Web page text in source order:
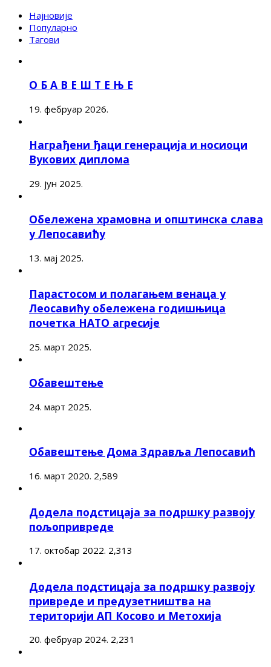
Најновије
Популарно
Тагови
О Б А В Е Ш Т Е Њ Е
19. фебруар 2026.
Награђени ђаци генерација и носиоци
Вукових диплома
29. јун 2025.
Обележена храмовна и општинска слава
у Лепосавићу
13. мај 2025.
Парастосом и полагањем венаца у
Леосавићу обележена годишњица
почетка НАТО агресије
25. март 2025.
Обавештење
24. март 2025.
Обавештење Дома Здравља Лепосавић
16. март 2020. 2,589
Додела подстицаја за подршку развоју
пољопривреде
17. октобар 2022. 2,313
Додела подстицаја за подршку развоју
привреде и предузетништва на
територији АП Косово и Метохија
20. фебруар 2024. 2,231